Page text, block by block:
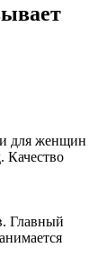
для женщин
Качество
Главный